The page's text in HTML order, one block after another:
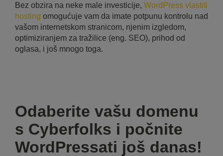
Bez obzira na neke male investicije, WordPress vlastiti
hosting omogućuje vam da imate potpunu kontrolu nad
vašom internetskom stranicom, njenim izgledom,
optimiziranjem za tražilice (eng. SEO), prihod od
oglasa, i još mnogo toga.
Odaberite vašu domenu
s Cyberfolks i počnite
WordPressati još danas!